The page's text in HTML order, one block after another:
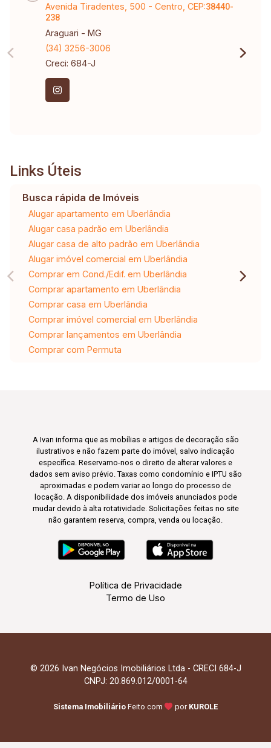
Avenida Tiradentes, 500 - Centro, CEP:38440-
238
Araguari - MG
(34) 3256-3006
Creci: 684-J
Links Úteis
Busca rápida de Imóveis
Alugar apartamento em Uberlândia
Alugar casa padrão em Uberlândia
Alugar casa de alto padrão em Uberlândia
Alugar imóvel comercial em Uberlândia
Comprar em Cond./Edif. em Uberlândia
Comprar apartamento em Uberlândia
Comprar casa em Uberlândia
Comprar imóvel comercial em Uberlândia
Comprar lançamentos em Uberlândia
Comprar com Permuta
A Ivan informa que as mobílias e artigos de decoração são
ilustrativos e não fazem parte do imóvel, salvo indicação
específica. Reservamo-nos o direito de alterar valores e
dados sem aviso prévio. Taxas como condomínio e IPTU são
aproximadas e podem variar ao longo do processo de
locação. A disponibilidade dos imóveis anunciados pode
mudar devido à alta rotatividade. Solicitações feitas no site
não garantem reserva, compra, venda ou locação.
Política de Privacidade
Termo de Uso
© 2026 Ivan Negócios Imobiliários Ltda - CRECI 684-J
CNPJ: 20.869.012/0001-64
Sistema Imobiliário Feito com por KUROLE